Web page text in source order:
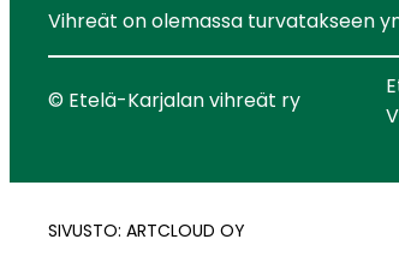
Vihreät on olemassa turvatakseen
© Etelä-Karjalan vihreät ry
SIVUSTO: ARTCLOUD OY